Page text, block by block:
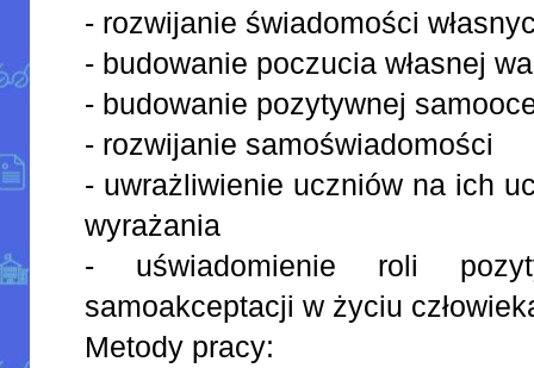
- rozwijanie świadomości
- budowanie poczucia własnej
- budowanie pozytywnej
- rozwijanie samoświadomości
- uwrażliwienie uczniów na ich
wyrażania
- uświadomienie roli
samoakceptacji w życiu
Metody pracy: